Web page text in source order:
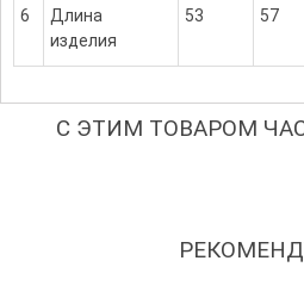
6
Длина
изделия
53 57
С ЭТИМ ТОВАРОМ